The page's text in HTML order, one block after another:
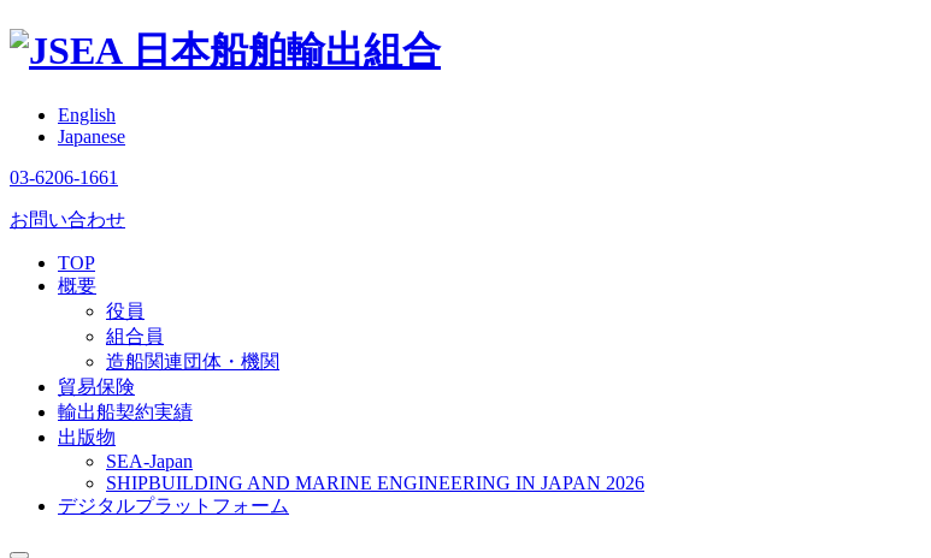
日本船舶輸出組合
English
Japanese
03-6206-1661
お問い合わせ
TOP
概要
役員
組合員
造船関連団体・機関
貿易保険
輸出船契約実績
出版物
SEA-Japan
SHIPBUILDING AND MARINE ENGINEERING IN JAPAN 2026
デジタルプラットフォーム